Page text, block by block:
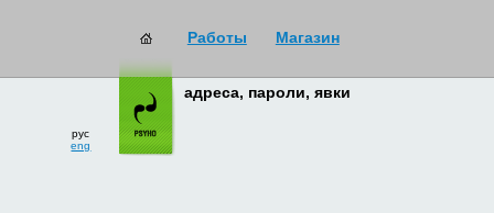
Работы Магазин
рус
eng
адреса, пароли, явки